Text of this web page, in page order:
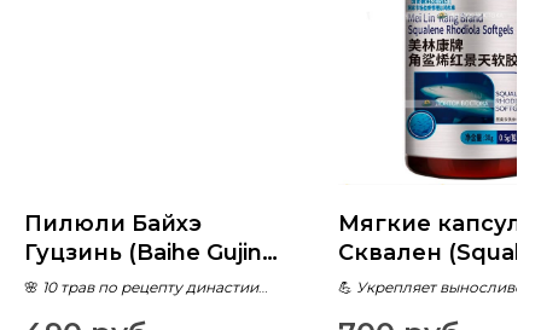
Пилюли Байхэ
Гуцзинь (Baihe Gujin
Wan) для
🌸 10 трав по рецепту династии
Мягкие капсулы
Сквален
Rhodiola softgel)
💪 Укрепляет